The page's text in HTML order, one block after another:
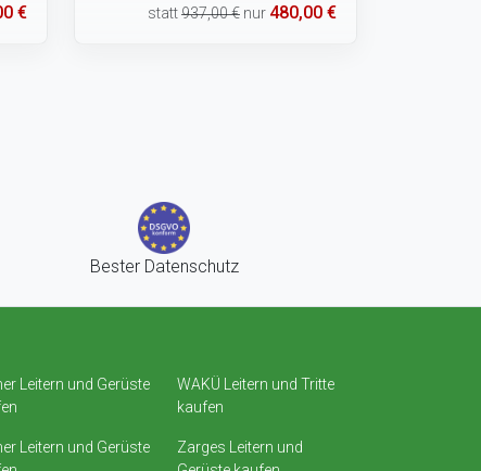
€ statt937,00 € nur 480,00 €
Bester Datenschutz
Leitern und Gerüste
Leitern und Gerüste
WAKÜ Leitern und Tritte
kaufen
Zarges Leitern und